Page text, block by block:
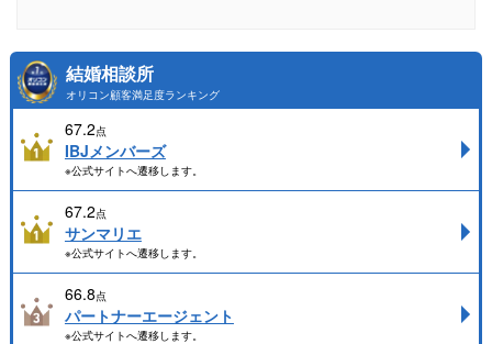
結婚相談所
オリコン顧客満足度ランキング
67.2点
IBJメンバーズ
※公式サイトへ遷移します。
67.2点
サンマリエ
※公式サイトへ遷移します。
66.8点
パートナーエージェント
※公式サイトへ遷移します。